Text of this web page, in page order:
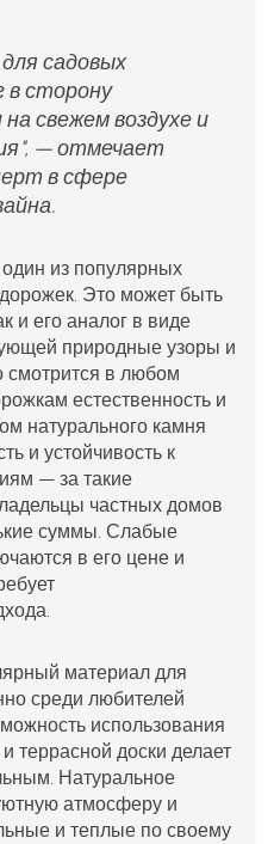
садовых
сторону
свежем воздухе и
— отмечает
в сфере
из популярных
. Это может быть
и его аналог в виде
природные узоры и
смотрится в любом
естественность и
натурального камня
и устойчивость к
— за такие
частных домов
суммы. Слабые
в его цене и
материал для
среди любителей
использования
террасной доски делает
Натуральное
атмосферу и
и теплые по своему